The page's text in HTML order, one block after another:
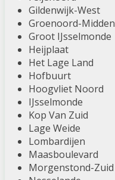
Gildenwijk-West
Groenoord-Midden
Groot IJsselmonde
Heijplaat
Het Lage Land
Hofbuurt
Hoogvliet Noord
IJsselmonde
Kop Van Zuid
Lage Weide
Lombardijen
Maasboulevard
Morgenstond-Zuid